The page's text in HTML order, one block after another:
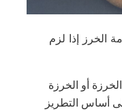
الخرز إذا لزم
أو الخرزة
أساس التطريز